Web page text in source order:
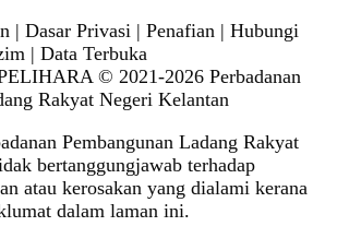
| Dasar Privasi | Penafian | Hubungi
| Data Terbuka
© 2021-2026 Perbadanan
Rakyat Negeri Kelantan
Pembangunan Ladang Rakyat
bertanggungjawab terhadap
atau kerosakan yang dialami kerana
dalam laman ini.